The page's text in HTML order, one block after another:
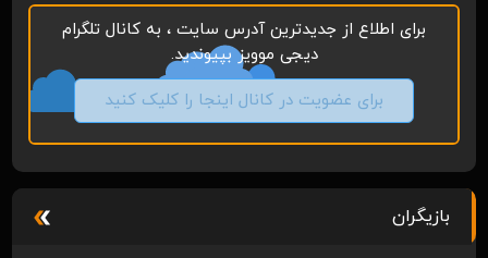
برای اطلاع از جدیدترین آدرس سایت ، به کانال تلگرام
دیجی موویز بپیوندید.
برای عضویت در کانال اینجا را کلیک کنید
بازیگران